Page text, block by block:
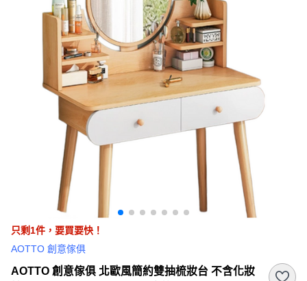
只剩1件， 要買要快！
AOTTO 創意傢俱
AOTTO 創意傢俱 北歐風簡約雙抽梳妝台 不含化妝